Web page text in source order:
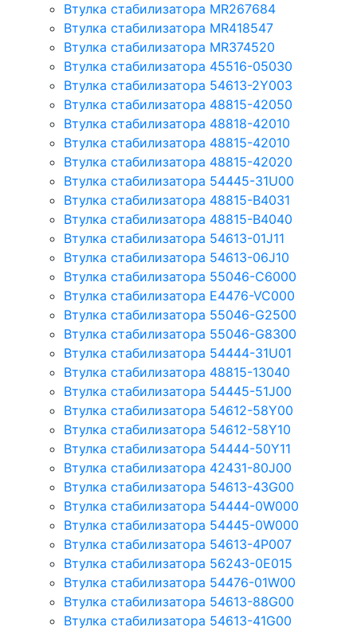
Втулка стабилизатора MR267684
Втулка стабилизатора MR418547
Втулка стабилизатора MR374520
Втулка стабилизатора 45516-05030
Втулка стабилизатора 54613-2Y003
Втулка стабилизатора 48815-42050
Втулка стабилизатора 48818-42010
Втулка стабилизатора 48815-42010
Втулка стабилизатора 48815-42020
Втулка стабилизатора 54445-31U00
Втулка стабилизатора 48815-B4031
Втулка стабилизатора 48815-B4040
Втулка стабилизатора 54613-01J11
Втулка стабилизатора 54613-06J10
Втулка стабилизатора 55046-C6000
Втулка стабилизатора E4476-VC000
Втулка стабилизатора 55046-G2500
Втулка стабилизатора 55046-G8300
Втулка стабилизатора 54444-31U01
Втулка стабилизатора 48815-13040
Втулка стабилизатора 54445-51J00
Втулка стабилизатора 54612-58Y00
Втулка стабилизатора 54612-58Y10
Втулка стабилизатора 54444-50Y11
Втулка стабилизатора 42431-80J00
Втулка стабилизатора 54613-43G00
Втулка стабилизатора 54444-0W000
Втулка стабилизатора 54445-0W000
Втулка стабилизатора 54613-4P007
Втулка стабилизатора 56243-0E015
Втулка стабилизатора 54476-01W00
Втулка стабилизатора 54613-88G00
Втулка стабилизатора 54613-41G00